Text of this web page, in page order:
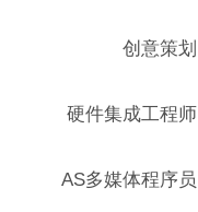
创意策划
硬件集成工程师
AS多媒体程序员